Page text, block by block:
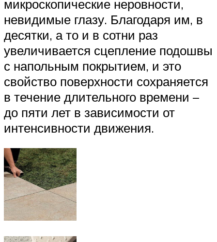
микроскопические неровности,
невидимые глазу. Благодаря им, в
десятки, а то и в сотни раз
увеличивается сцепление подошвы
с напольным покрытием, и это
свойство поверхности сохраняется
в течение длительного времени –
до пяти лет в зависимости от
интенсивности движения.